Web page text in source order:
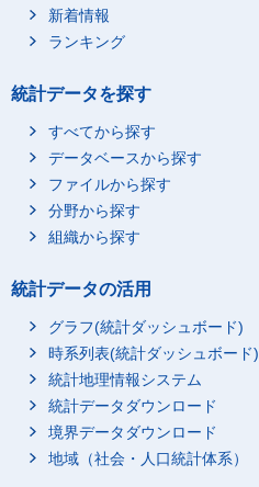
新着情報
ランキング
統計データを探す
すべてから探す
データベースから探す
ファイルから探す
分野から探す
組織から探す
統計データの活用
グラフ(統計ダッシュボード)
時系列表(統計ダッシュボード)
統計地理情報システム
統計データダウンロード
境界データダウンロード
地域（社会・人口統計体系）